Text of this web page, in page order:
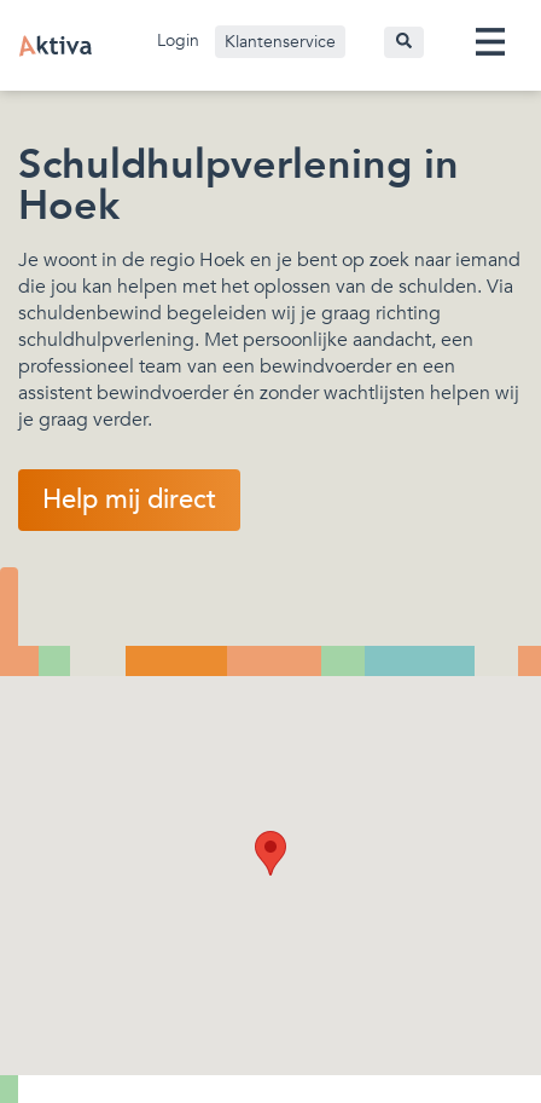
Login Klantenservice
Schuldhulpverlening in
Hoek
Je woont in de regio Hoek en je bent op zoek naar iemand
die jou kan helpen met het oplossen van de schulden. Via
schuldenbewind begeleiden wij je graag richting
schuldhulpverlening. Met persoonlijke aandacht, een
professioneel team van een bewindvoerder en een
assistent bewindvoerder én zonder wachtlijsten helpen wij
je graag verder.
Help mij direct